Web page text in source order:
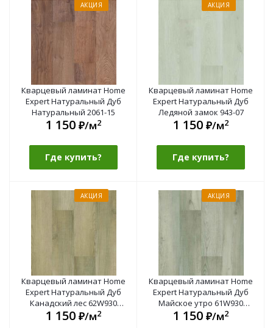
АКЦИЯ
Кварцевый ламинат Home
Expert Натуральный Дуб
Натуральный 2061-15
1 150 ₽/м2
Где купить?
АКЦИЯ
Кварцевый ламинат Home
Expert Натуральный Дуб
Ледяной замок 943-07
1 150 ₽/м2
Где купить?
АКЦИЯ
Кварцевый ламинат Home
Expert Натуральный Дуб
Канадский лес 62W930
градиент
1 150 ₽/м2
АКЦИЯ
Кварцевый ламинат Home
Expert Натуральный Дуб
Майское утро 61W930
градиент
1 150 ₽/м2